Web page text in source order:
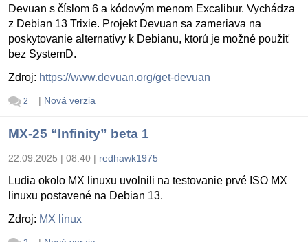
Devuan s číslom 6 a kódovým menom Excalibur. Vychádza
z Debian 13 Trixie. Projekt Devuan sa zameriava na
poskytovanie alternatívy k Debianu, ktorú je možné použiť
bez SystemD.
Zdroj: https://www.devuan.org/get-devuan
2 | Nová verzia
MX-25 “Infinity” beta 1
22.09.2025 | 08:40 | redhawk1975
Ludia okolo MX linuxu uvolnili na testovanie prvé ISO MX
linuxu postavené na Debian 13.
Zdroj: MX linux